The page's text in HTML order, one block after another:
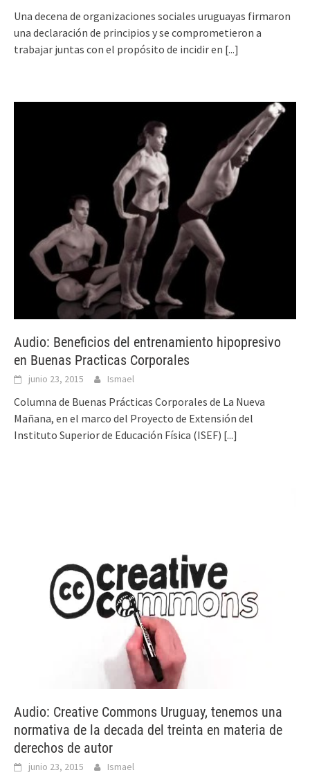
Una decena de organizaciones sociales uruguayas firmaron
una declaración de principios y se comprometieron a
trabajar juntas con el propósito de incidir en [...]
Audio: Beneficios del entrenamiento hipopresivo
en Buenas Practicas Corporales
junio 23, 2015 Ismael
Columna de Buenas Prácticas Corporales de La Nueva
Mañana, en el marco del Proyecto de Extensión del
Instituto Superior de Educación Física (ISEF) [...]
Audio: Creative Commons Uruguay, tenemos una
normativa de la decada del treinta en materia de
derechos de autor
junio 23, 2015 Ismael